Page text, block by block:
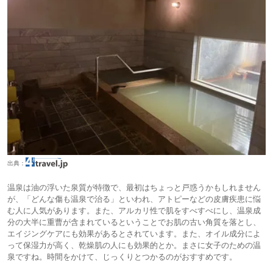
出典：
温泉は油の浮いた泉質が特徴で、最初はちょっと戸惑うかもしれません
が、「どんな傷も温泉で治る」といわれ、アトピーなどの皮膚疾患に悩
む人に人気があります。また、アルカリ性で肌をすべすべにし、温泉成
分の大半に重曹が含まれているということでお肌の古い角質を落とし、
エイジングケアにも効果があるとされています。また、オイル成分によ
って保湿力が高く、乾燥肌の人にも効果的とか。まさに女子のための温
泉ですね。時間をかけて、じっくりとつかるのがおすすめです。